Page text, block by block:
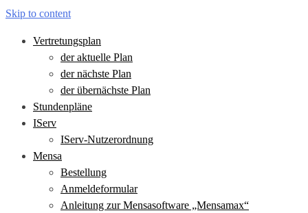
Skip to content
Vertretungsplan
der aktuelle Plan
der nächste Plan
der übernächste Plan
Stundenpläne
IServ
IServ-Nutzerordnung
Mensa
Bestellung
Anmeldeformular
Anleitung zur Mensasoftware „Mensamax“